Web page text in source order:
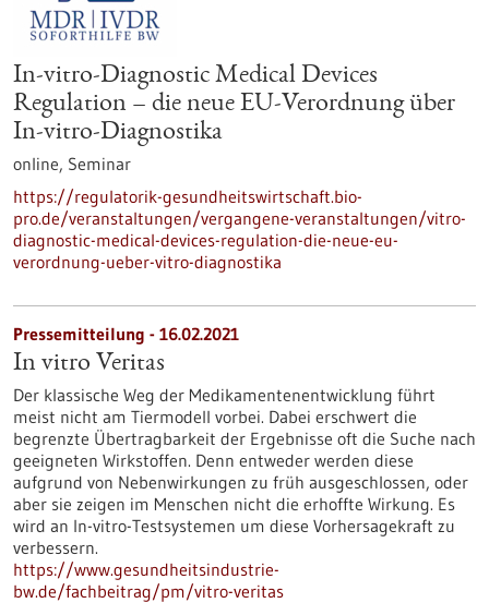
In-vitro-Diagnostic Medical Devices
Regulation – die neue EU-Verordnung über
In-vitro-Diagnostika
online, Seminar
https://regulatorik-gesundheitswirtschaft.bio-
pro.de/veranstaltungen/vergangene-veranstaltungen/vitro-
diagnostic-medical-devices-regulation-die-neue-eu-
verordnung-ueber-vitro-diagnostika
Pressemitteilung - 16.02.2021
In vitro Veritas
Der klassische Weg der Medikamentenentwicklung führt
meist nicht am Tiermodell vorbei. Dabei erschwert die
begrenzte Übertragbarkeit der Ergebnisse oft die Suche nach
geeigneten Wirkstoffen. Denn entweder werden diese
aufgrund von Nebenwirkungen zu früh ausgeschlossen, oder
aber sie zeigen im Menschen nicht die erhoffte Wirkung. Es
wird an In-vitro-Testsystemen um diese Vorhersagekraft zu
verbessern.
https://www.gesundheitsindustrie-
bw.de/fachbeitrag/pm/vitro-veritas